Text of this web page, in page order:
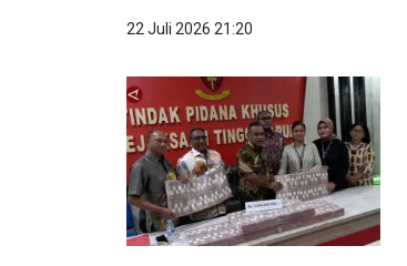
22 Juli 2026 21:20